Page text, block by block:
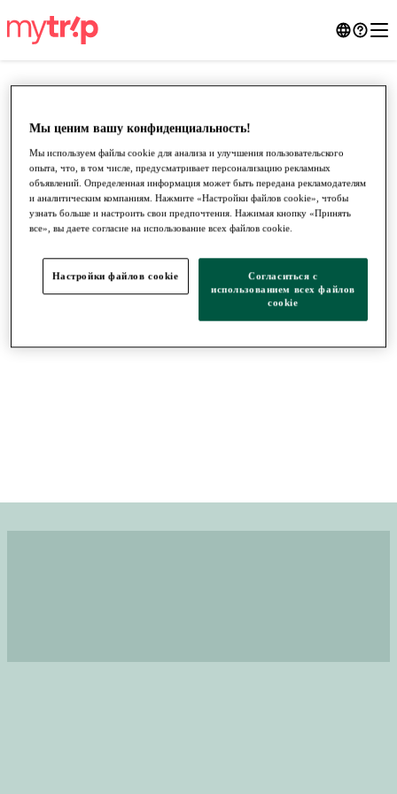
● ●
Мы ценим вашу конфиденциальность!
Мы используем файлы cookie для анализа и улучшения пользовательского
опыта, что, в том числе, предусматривает персонализацию рекламных
объявлений. Определенная информация может быть передана рекламодателям
и аналитическим компаниям. Нажмите «Настройки файлов cookie», чтобы
узнать больше и настроить свои предпочтения. Нажимая кнопку «Принять
все», вы даете согласие на использование всех файлов cookie.
Настройки файлов cookie
Согласиться с
использованием всех файлов
cookie